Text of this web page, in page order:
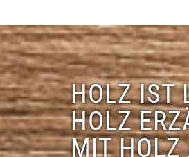
HOLZ IST
HOLZ
MIT HOLZ